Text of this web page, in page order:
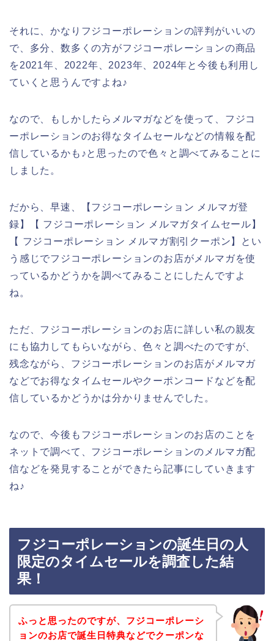
それに、かなりフジコーポレーションの評判がいいの
で、多分、数多くの方がフジコーポレーションの商品
を2021年、2022年、2023年、2024年と今後も利用し
ていくと思うんですよね♪
なので、もしかしたらメルマガなどを使って、フジコ
ーポレーションのお得なタイムセールなどの情報を配
信しているかも♪と思ったので色々と調べてみることに
しました。
だから、早速、【フジコーポレーション メルマガ登
録】【 フジコーポレーション メルマガタイムセール】
【 フジコーポレーション メルマガ割引クーポン】とい
う感じでフジコーポレーションのお店がメルマガを使
っているかどうかを調べてみることにしたんですよ
ね。
ただ、フジコーポレーションのお店に詳しい私の親友
にも協力してもらいながら、色々と調べたのですが、
残念ながら、フジコーポレーションのお店がメルマガ
などでお得なタイムセールやクーポンコードなどを配
信しているかどうかは分かりませんでした。
なので、今後もフジコーポレーションのお店のことを
ネットで調べて、フジコーポレーションのメルマガ配
信などを発見することができたら記事にしていきます
ね♪
フジコーポレーションの誕生日の人
限定のタイムセールを調査した結
果！
ふっと思ったのですが、フジコーポレーシ
ョンのお店で誕生日特典などでクーポンな